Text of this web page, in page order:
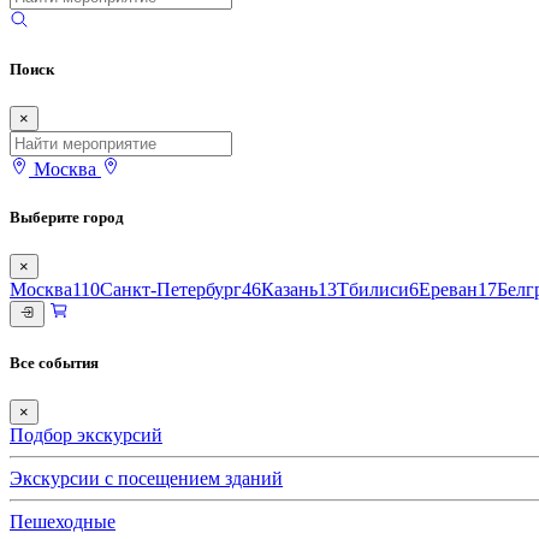
Поиск
×
Москва
Выберите город
×
Москва110Санкт-Петербург46Казань13Тбилиси6Ереван17
Все события
×
Подбор экскурсий
Экскурсии с посещением зданий
Пешеходные